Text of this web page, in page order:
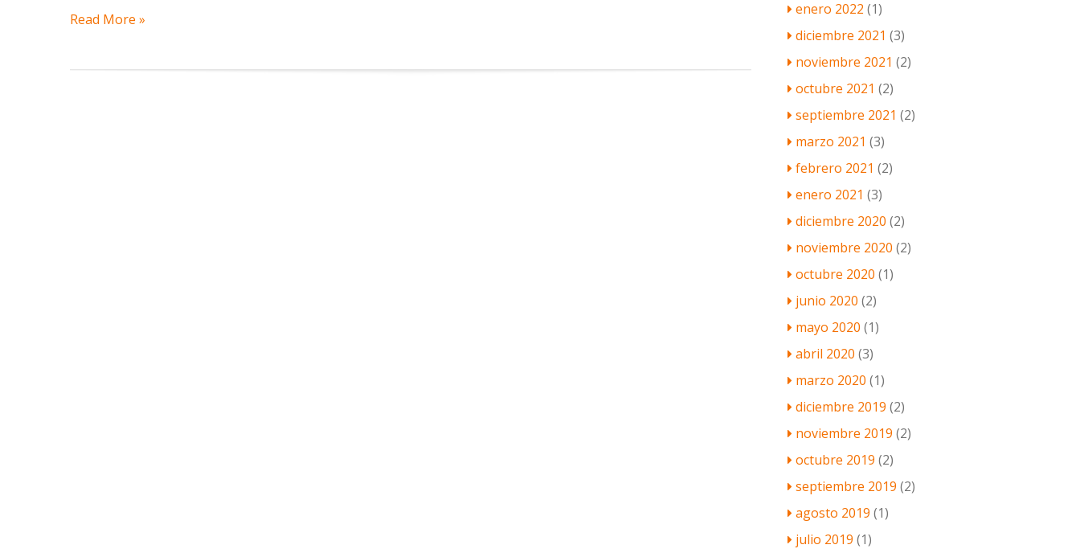
Read More »
enero 2022 (1)
diciembre 2021 (3)
noviembre 2021 (2)
octubre 2021 (2)
septiembre 2021 (2)
marzo 2021 (3)
febrero 2021 (2)
enero 2021 (3)
diciembre 2020 (2)
noviembre 2020 (2)
octubre 2020 (1)
junio 2020 (2)
mayo 2020 (1)
abril 2020 (3)
marzo 2020 (1)
diciembre 2019 (2)
noviembre 2019 (2)
octubre 2019 (2)
septiembre 2019 (2)
agosto 2019 (1)
julio 2019 (1)